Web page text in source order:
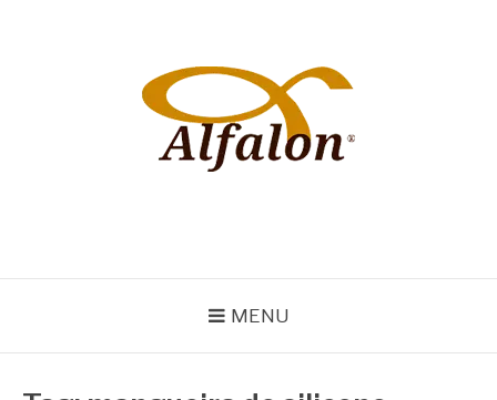
MENU